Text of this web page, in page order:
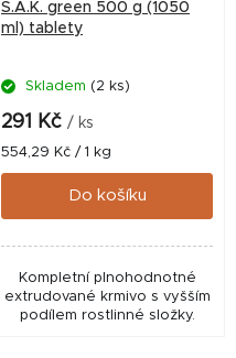
S.A.K. green 500 g (1050
ml) tablety
Skladem (2 ks)
291 Kč / ks
Měrná
cena:
554,29 Kč / 1 kg
Do košíku
Kompletní plnohodnotné
extrudované krmivo s vyšším
podílem rostlinné složky.